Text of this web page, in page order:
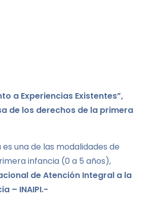
a Experiencias Existentes”,
de los derechos de la primera
una de las modalidades de
infancia (0 a 5 años),
de Atención Integral a la
– INAIPI.-